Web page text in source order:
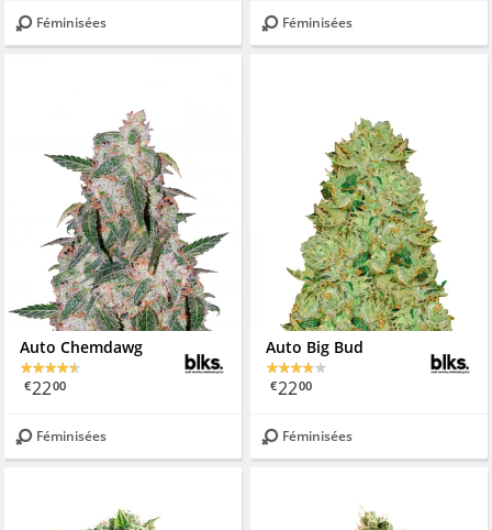
Féminisées Féminisées
Auto Chemdawg
€2200
Féminisées
Auto Big Bud
€2200
Féminisées